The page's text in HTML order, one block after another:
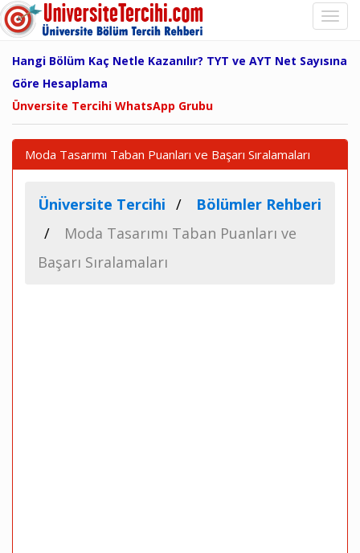
Hangi Bölüm Kaç Netle Kazanılır? TYT ve AYT Net Sayısına
Göre Hesaplama
Ünversite Tercihi WhatsApp Grubu
Moda Tasarımı Taban Puanları ve Başarı Sıralamaları
Üniversite Tercihi
Bölümler Rehberi
Moda Tasarımı Taban Puanları ve
Başarı Sıralamaları